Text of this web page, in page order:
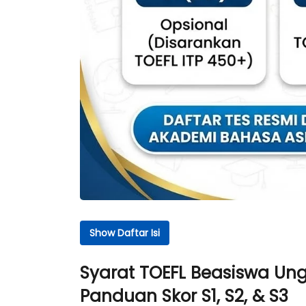
Show Daftar Isi
Syarat TOEFL Beasiswa Unggulan
Jenis Sertifikat & Skor Minimal
Syarat TOEFL Beasiswa
Panduan Skor S1, S2, & S3